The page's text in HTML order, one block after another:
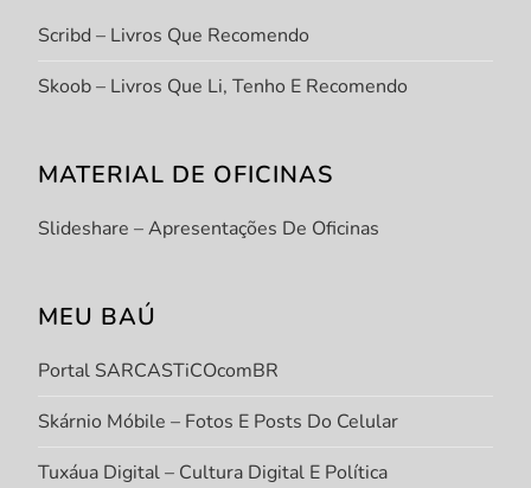
Scribd – Livros Que Recomendo
Skoob – Livros Que Li, Tenho E Recomendo
MATERIAL DE OFICINAS
Slideshare – Apresentações De Oficinas
MEU BAÚ
Portal SARCASTiCOcomBR
Skárnio Móbile – Fotos E Posts Do Celular
Tuxáua Digital – Cultura Digital E Política